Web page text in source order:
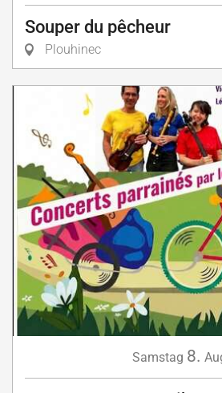
Souper du pêcheur
Plouhinec
Samstag 8.